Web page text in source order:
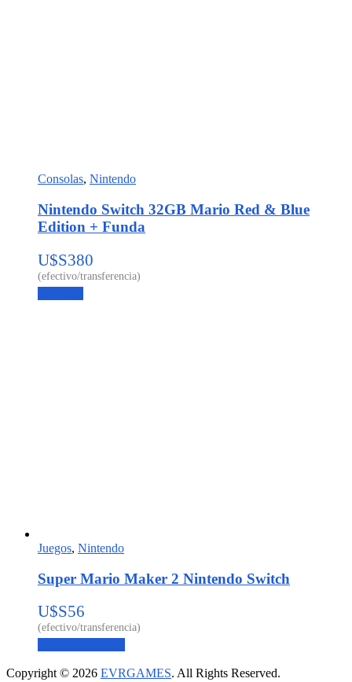
Consolas, Nintendo
Nintendo Switch 32GB Mario Red & Blue
Edition + Funda
U$S380
Juegos, Nintendo
Super Mario Maker 2 Nintendo Switch
U$S56
Copyright © 2026 EVRGAMES. All Rights Reserved.